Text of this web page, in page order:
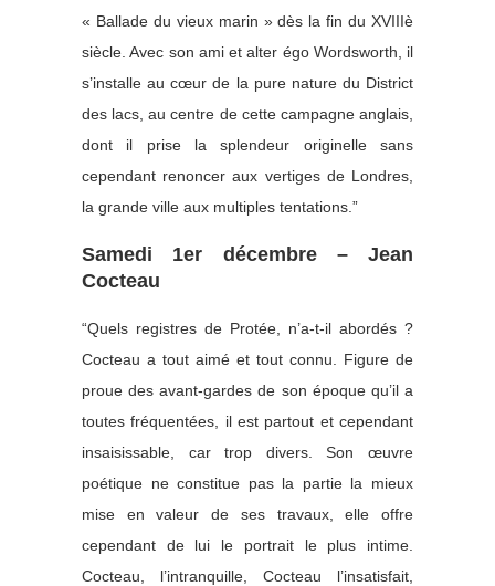
« Ballade du vieux marin » dès la fin du XVIIIè
siècle. Avec son ami et alter égo Wordsworth, il
s’installe au cœur de la pure nature du District
des lacs, au centre de cette campagne anglais,
dont il prise la splendeur originelle sans
cependant renoncer aux vertiges de Londres,
la grande ville aux multiples tentations.”
Samedi 1er décembre – Jean
Cocteau
“Quels registres de Protée, n’a-t-il abordés ?
Cocteau a tout aimé et tout connu. Figure de
proue des avant-gardes de son époque qu’il a
toutes fréquentées, il est partout et cependant
insaisissable, car trop divers. Son œuvre
poétique ne constitue pas la partie la mieux
mise en valeur de ses travaux, elle offre
cependant de lui le portrait le plus intime.
Cocteau, l’intranquille, Cocteau l’insatisfait,